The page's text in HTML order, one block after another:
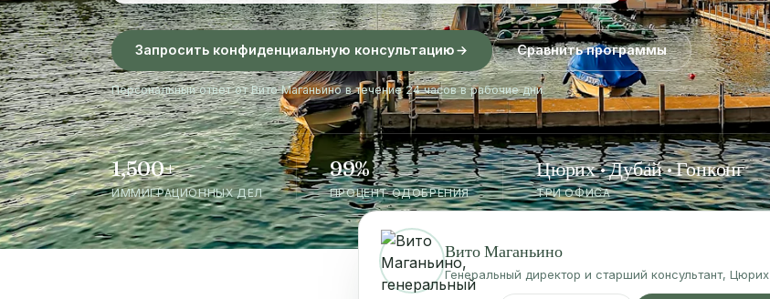
Запросить конфиденциальную консультацию Сравнить программы
Персональный ответ от Вито Маганьино в течение 24 часов в рабочие дни.
1,500+
ИММИГРАЦИОННЫХ ДЕЛ
99%
ПРОЦЕНТ ОДОБРЕНИЯ
Цюрих · Дубай · Гонконг
ТРИ ОФИСА
Вито Маганьино
Генеральный директор и старший консультант, Цюрих